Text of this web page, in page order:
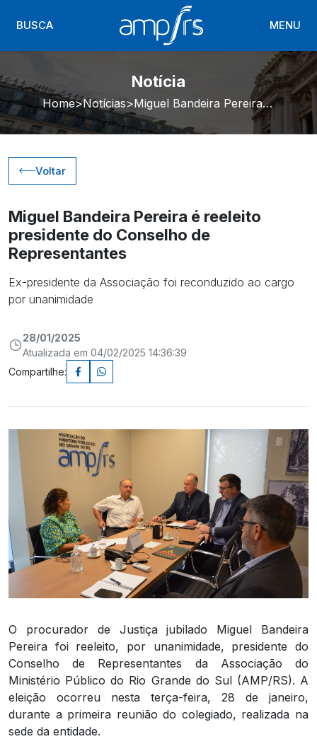
BUSCA MENU
Notícia
Home Notícias Miguel Bandeira Pereira é reeleito presidente do Conselho de Representantes
Voltar
Miguel Bandeira Pereira é reeleito
presidente do Conselho de
Representantes
Ex-presidente da Associação foi reconduzido ao cargo
por unanimidade
28/01/2025
Atualizada em 04/02/2025 14:36:39
Compartilhe:
O procurador de Justiça jubilado Miguel Bandeira
Pereira foi reeleito, por unanimidade, presidente do
Conselho de Representantes da Associação do
Ministério Público do Rio Grande do Sul (AMP/RS). A
eleição ocorreu nesta terça-feira, 28 de janeiro,
durante a primeira reunião do colegiado, realizada na
sede da entidade.